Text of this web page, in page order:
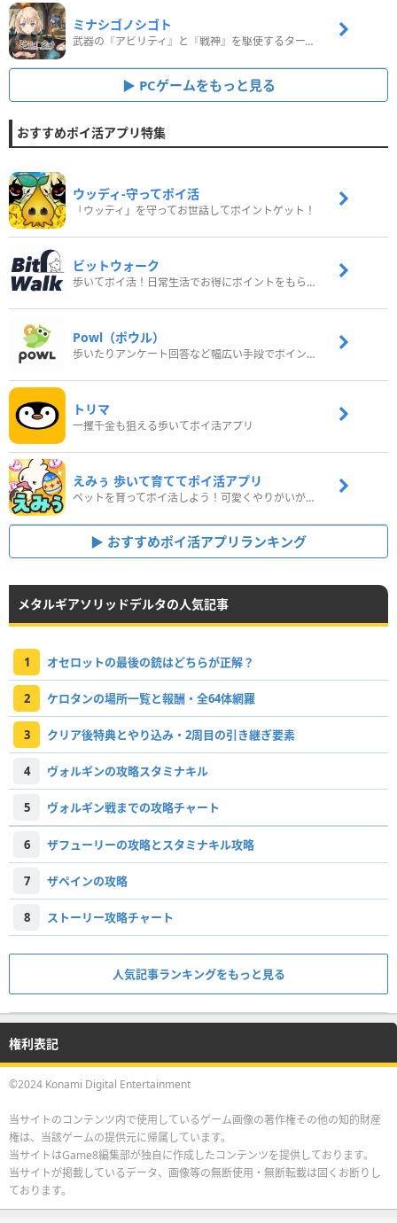
ミナシゴノシゴト
武器の『アビリティ』と『戦神』を駆使するターン制コマンドバトルRPG！
PCゲームをもっと見る
おすすめポイ活アプリ特集
ウッディ‐守ってポイ活
「ウッディ」を守ってお世話してポイントゲット！
ビットウォーク
歩いてポイ活！日常生活でお得にポイントをもらおう
Powl（ポウル）
歩いたりアンケート回答など幅広い手段でポイントをゲット
トリマ
一攫千金も狙える歩いてポイ活アプリ
えみぅ 歩いて育ててポイ活アプリ
ペットを育ってポイ活しよう！可愛くやりがいがある新感覚アプリ
おすすめポイ活アプリランキング
メタルギアソリッドデルタの人気記事
1 オセロットの最後の銃はどちらが正解？
2 ケロタンの場所一覧と報酬・全64体網羅
3 クリア後特典とやり込み・2周目の引き継ぎ要素
4 ヴォルギンの攻略スタミナキル
5 ヴォルギン戦までの攻略チャート
6 ザフューリーの攻略とスタミナキル攻略
7 ザペインの攻略
8 ストーリー攻略チャート
人気記事ランキングをもっと見る
権利表記
©2024 Konami Digital Entertainment
当サイトのコンテンツ内で使用しているゲーム画像の著作権その他の知的財産
権は、当該ゲームの提供元に帰属しています。
当サイトはGame8編集部が独自に作成したコンテンツを提供しております。
当サイトが掲載しているデータ、画像等の無断使用・無断転載は固くお断りし
ております。